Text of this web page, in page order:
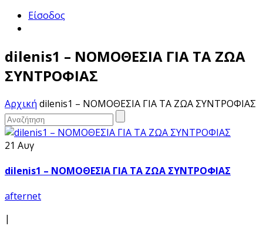
Είσοδος
dilenis1 – ΝΟΜΟΘΕΣΙΑ ΓΙΑ ΤΑ ΖΩΑ
ΣΥΝΤΡΟΦΙΑΣ
Αρχική dilenis1 – ΝΟΜΟΘΕΣΙΑ ΓΙΑ ΤΑ ΖΩΑ ΣΥΝΤΡΟΦΙΑΣ
21 Αυγ
dilenis1 – ΝΟΜΟΘΕΣΙΑ ΓΙΑ ΤΑ ΖΩΑ ΣΥΝΤΡΟΦΙΑΣ
afternet
|